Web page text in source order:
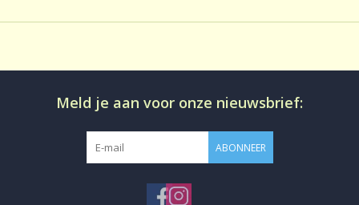
Meld je aan voor onze nieuwsbrief:
ABONNEER